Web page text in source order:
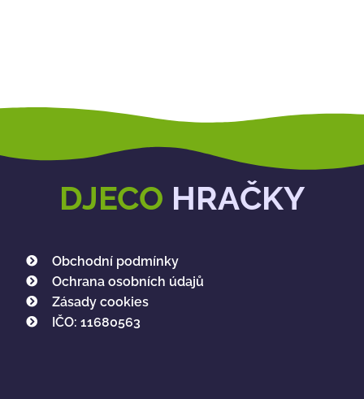
DJECO HRAČKY
Obchodní podmínky
Ochrana osobních údajů
Zásady cookies
IČO: 11680563